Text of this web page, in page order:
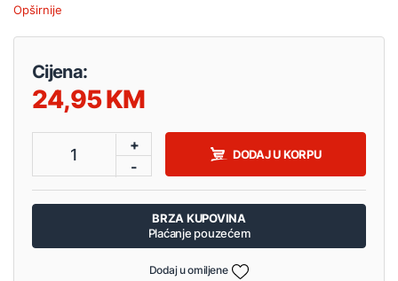
Opširnije
Cijena:
24,95
1
+
-
DODAJ U KORPU
BRZA KUPOVINA
Plaćanje pouzećem
Dodaj u omiljene